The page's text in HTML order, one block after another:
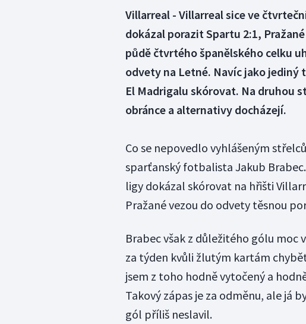
Villarreal - Villarreal sice ve
dokázal porazit Spartu 2:1,
půdě čtvrtého španělského celku
odvety na Letné. Navíc jako jediný
El Madrigalu skórovat. Na druhou
obránce a alternativy docházejí.
Co se nepovedlo vyhlášeným
sparťanský fotbalista Jakub
ligy dokázal skórovat na hřišti
Pražané vezou do odvety těsnou
Brabec však z důležitého gólu
za týden kvůli žlutým kartám
jsem z toho hodně vytočený a
Takový zápas je za odměnu, ale já
gól příliš neslavil.